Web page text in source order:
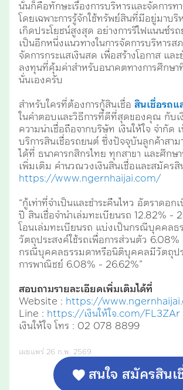
นั่นก็คือทักษะเรื่องการบริหารและจัดการท
โดยเฉพาะการรู้จักใช้ทรัพย์สินที่มีอยู่มาบริ
เกิดประโยชน์สูงสุด อย่างการรีไฟแนนซ์ร
เป็นอีกหนี่งแนวทางในการจัดการบริหารส
จัดการกระแสเงินสด เพื่อสร้างโอกาส และ
ลงทุนที่คุ้มค่าสำหรับอนาคตทางการศึกษ
นั่นเองครับ
สำหรับใครที่ต้องการกู้สินเชื่อสินเชื่อรถแ
ในคำตอบและวิธีการที่ดีที่สุดของคุณ กับเ
ความน่าเชื่อถือจากบริษัท เงินให้ใจ จำกัด
บริการสินเชื่อรถยนต์ ซึ่งปัจจุบันลูกค้าสาม
ได้ที่ ธนาคารกสิกรไทย ทุกสาขา และศึกษ
เพิ่มเติม คำนวณวงเงินสินเชื่อและสมัคร
https://www.ngernhaijai.com/
“กู้เท่าที่จำเป็นและชำระคืนไหว อัตราดอ
ปี สินเชื่อจำนำเล่มทะเบียนรถ 12.82% -
โอนเล่มทะเบียนรถ แบ่งเป็นกรณีบุคคลธ
วัตถุประสงค์ใช้รถเพื่อการส่วนตัว
กรณีบุคคลธรรมดาหรือนิติบุคคลมีวัตถุปร
การพาณิชย์ 6.08% - 26.62%”
สอบถามรายละเอียดเพิ่มเติมได้ที่
Website : https://
Line : https://เงินให้ใจ.com/FL3ZAr
เงินให้ใจ โทร : 02 078 8899
เผยแพร่ 26 ก.พ. 2569
สนใจ สมัครสินเ